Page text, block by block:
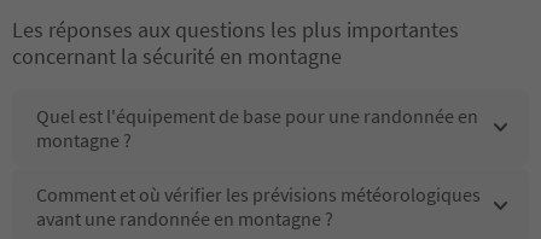
Les réponses aux questions les plus importantes
concernant la sécurité en montagne
Quel est l'équipement de base pour une randonnée en
montagne ?
Comment et où vérifier les prévisions météorologiques
avant une randonnée en montagne ?